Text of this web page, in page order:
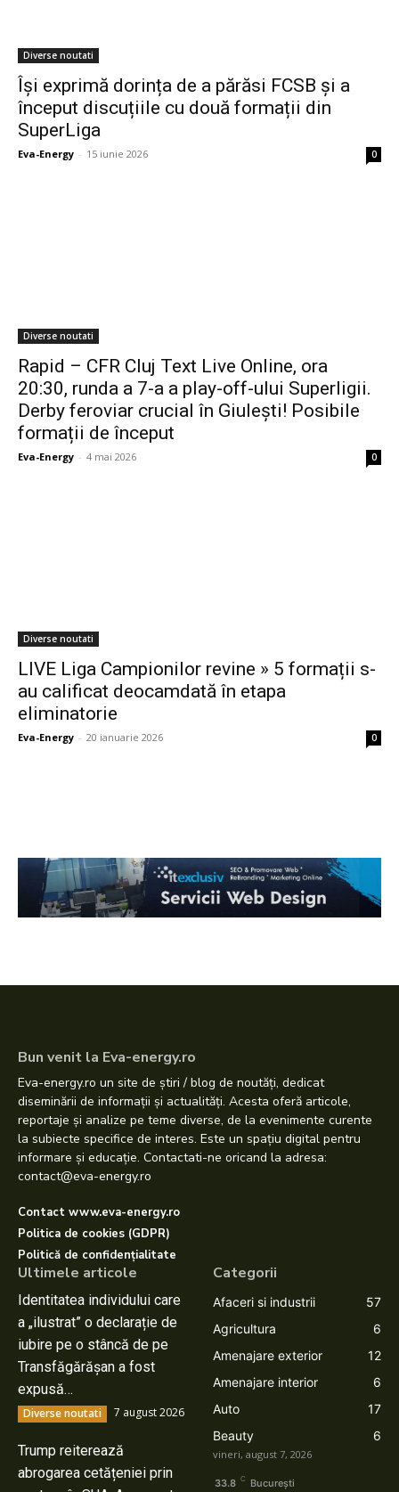
Diverse noutati
Își exprimă dorința de a părăsi FCSB și a
început discuțiile cu două formații din
SuperLiga
Eva-Energy - 15 iunie 2026 0
Diverse noutati
Rapid – CFR Cluj Text Live Online, ora
20:30, runda a 7-a a play-off-ului Superligii.
Derby feroviar crucial în Giulești! Posibile
formații de început
Eva-Energy - 4 mai 2026 0
Diverse noutati
LIVE Liga Campionilor revine » 5 formații s-
au calificat deocamdată în etapa
eliminatorie
Eva-Energy - 20 ianuarie 2026 0
Bun venit la Eva-energy.ro
Eva-energy.ro un site de știri / blog de noutăți, dedicat
diseminării de informații și actualități. Acesta oferă articole,
reportaje și analize pe teme diverse, de la evenimente curente
la subiecte specifice de interes. Este un spațiu digital pentru
informare și educație. Contactati-ne oricand la adresa:
contact@eva-energy.ro
Contact www.eva-energy.ro
Politica de cookies (GDPR)
Politică de confidențialitate
Ultimele articole
Identitatea individului care
a „ilustrat” o declarație de
iubire pe o stâncă de pe
Transfăgărășan a fost
expusă…
Diverse noutati 7 august 2026
Trump reiterează
abrogarea cetățeniei prin
Categorii
Afaceri si industrii
57
Agricultura
6
Amenajare exterior
12
Amenajare interior
6
Auto
17
Beauty
6
vineri, august 7, 2026
33.8 C București